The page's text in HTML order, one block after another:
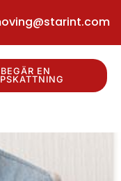
BEGÄR EN